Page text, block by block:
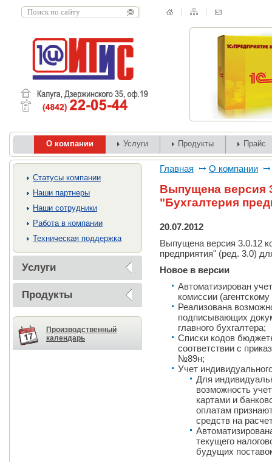
О компании Услуги Продукты Прайс
Cтатусы компании
Наши партнеры
Наши сотрудники
Работа в компании
Техническая поддержка
Услуги
Продукты
Производственный
календарь
Главная О компании
Выпущена версия
"Бухгалтерия
20.07.2012
Выпущена версия 3.0.12
предприятия" (ред. 3.0)
Новое в версии
Автоматизирован
комиссии
Реализована
подписывающих
главного бухгалтера;
Списки кодов
соответствии с
№89н;
Учет
Для
возможность
картами и
оплатам
средств на
текущего
будущих